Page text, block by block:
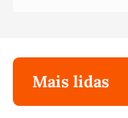
Mais lidas